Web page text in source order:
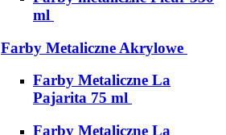
ml
Farby Metaliczne Akrylowe
Farby Metaliczne La
Pajarita 75 ml
Farby Metaliczne La